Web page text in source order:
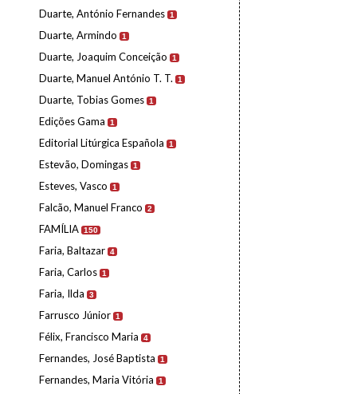
Duarte, António Fernandes 1
Duarte, Armindo 1
Duarte, Joaquim Conceição 1
Duarte, Manuel António T. T. 1
Duarte, Tobias Gomes 1
Edições Gama 1
Editorial Litúrgica Española 1
Estevão, Domingas 1
Esteves, Vasco 1
Falcão, Manuel Franco 2
FAMÍLIA 150
Faria, Baltazar 4
Faria, Carlos 1
Faria, Ilda 3
Farrusco Júnior 1
Félix, Francisco Maria 4
Fernandes, José Baptista 1
Fernandes, Maria Vitória 1